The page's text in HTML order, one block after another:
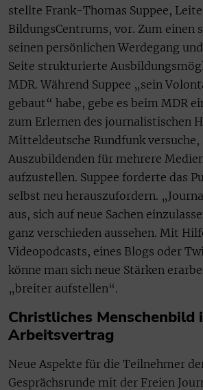
stellte Frank-Thomas Suppee,
BildungsCentrums, vor. Zum einen
seinen persönlichen Werdegang
Seite strukturierte
MDR. Während Suppee „sein
gebaut“ habe, gebe es beim MDR
zum Erlernen des journalistischen
Mitteldeutsche Rundfunk versuche,
Auszubildenden für mehrere
aufzustellen. Suppee forderte das
selbst neu herauszufordern.
aus, sich auf neue Sachen
ganz verschieden aussehen. Mit
Videopodcasts, eines Blogs oder
könne man sich neue Stärken
„breiter aufstellen“.
Christliches Menschenbild
Arbeitsvertrag
Neue Aspekte für die Teilnehmer
Gesprächsrunde mit der Freien